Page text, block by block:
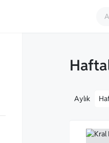
Aylık